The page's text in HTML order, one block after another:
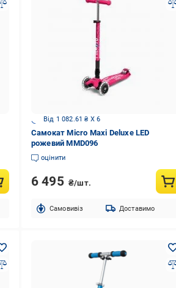
Від 1 082.61 ₴ X 6
Самокат Micro Maxi Deluxe LED
рожевий MMD096
оцінити
6 495 ₴/шт.
Cамовивіз Доставимо